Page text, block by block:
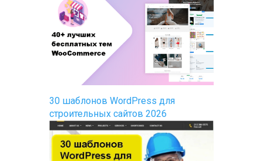
30 шаблонов WordPress для
строительных сайтов 2026